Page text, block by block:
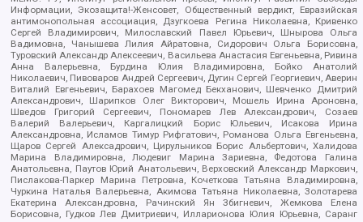
Информации, Экозащита!-Женсовет, Общественный вердикт, Евразийская
антимонопольная ассоциация, Дзугкоева Регина Николаевна, Кривенко
Сергей Владимирович, Милославский Павел Юрьевич, Шнырова Ольга
Вадимовна, Чанышева Лилия Айратовна, Сидорович Ольга Борисовна,
Туровский Александр Алексеевич, Васильева Анастасия Евгеньевна, Ривина
Анна Валерьевна, Бурдина Юлия Владимировна, Бойко Анатолий
Николаевич, Пивоваров Андрей Сергеевич, Дугин Сергей Георгиевич, Аверин
Виталий Евгеньевич, Барахоев Магомед Бекханович, Шевченко Дмитрий
Александрович, Шарипков Олег Викторович, Мошель Ирина Ароновна,
Шведов Григорий Сергеевич, Пономарев Лев Александрович, Созаев
Валерий Валерьевич, Каргалицкий Борис Юльевич, Исакова Ирина
Александровна, Исламов Тимур Рифгатович, Романова Ольга Евгеньевна,
Щаров Сергей Алексадрович, Цирульников Борис Альбертович, Халидова
Марина Владимировна, Людевиг Марина Зариевна, Федотова Галина
Анатольевна, Паутов Юрий Анатольевич, Верховский Александр Маркович,
Пислакова-Паркер Марина Петровна, Кочеткова Татьяна Владимировна,
Чуркина Наталья Валерьевна, Акимова Татьяна Николаевна, Золотарева
Екатерина Александровна, Рачинский Ян Збигневич, Жемкова Елена
Борисовна, Гудков Лев Дмитриевич, Илларионова Юлия Юрьевна, Саранг